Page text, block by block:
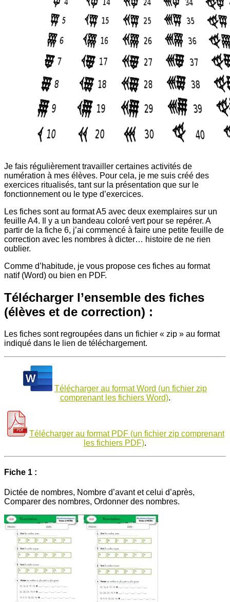
Je fais régulièrement travailler certaines activités de
numération à mes élèves. Pour cela, je me suis créé des
exercices ritualisés, tant sur la présentation que sur le
fonctionnement ou le type d’exercices.
Les fiches sont au format A5 avec deux exemplaires sur un
feuille A4. Il y a un bandeau coloré vert pour se repérer. A
partir de la fiche 6, j’ai commencé à faire une petite feuille de
correction avec les nombres à dicter… histoire de ne rien
oublier.
Comme d’habitude, je vous propose ces fiches au format
natif (Word) ou bien en PDF.
Télécharger l’ensemble des fiches
(élèves et de correction) :
Les fiches sont regroupées dans un fichier « zip » au format
indiqué dans le lien de téléchargement.
Télécharger au format Word (un fichier zip
comprenant les fichiers Word).
Télécharger au format PDF (un fichier zip comprenant
les fichiers PDF).
Fiche 1 :
Dictée de nombres, Nombre d’avant et celui d’après,
Comparer des nombres, Ordonner des nombres.